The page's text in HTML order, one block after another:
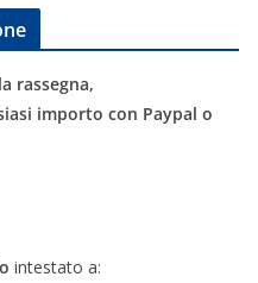
rassegna,
importo con Paypal o
intestato a: